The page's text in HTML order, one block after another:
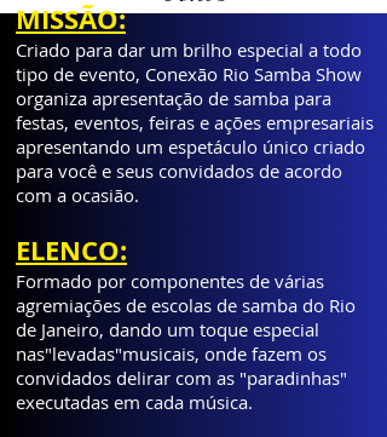
MISSÃO:
Criado para dar um brilho especial a todo
tipo de evento, Conexão Rio Samba Show
organiza apresentação de samba para
festas, eventos, feiras e ações empresariais
apresentando um espetáculo único criado
para você e seus convidados de acordo
com a ocasião.
ELENCO:
Formado por componentes de várias
agremiações de escolas de samba do Rio
de Janeiro, dando um toque especial
nas"levadas"musicais, onde fazem os
convidados delirar com as "paradinhas"
executadas em cada música.